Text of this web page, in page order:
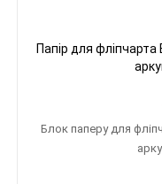
Папір для
Блок паперу для